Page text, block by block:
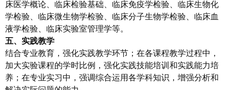
床医学概论、临床检验基础、临床免疫学检验、临床生物化
学检验、临床微生物学检验、临床分子生物学检验、临床血
液学检验、临床实验室管理学等。
五、 实践教学
结合专业教育，强化实践教学环节；在各课程教学过程中，
加大实验课程的学时比例，强化实践技能培训和实践能力培
养；在专业实习中，强调综合运用各学科知识，增强分析和